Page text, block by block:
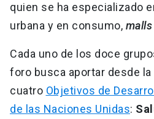
quien se ha especializado
urbana y en consumo, malls
Cada uno de los doce
foro busca aportar desde
cuatro Objetivos de
de las Naciones Unidas: